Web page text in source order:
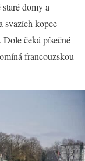
domy a
svazích kopce
čeká písečné
francouzskou